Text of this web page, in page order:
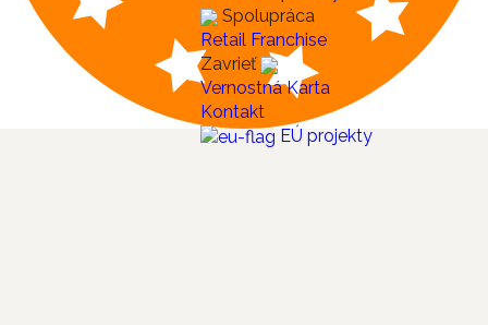
Spolupráca
Retail Franchise
Zavrieť
Vernostná Karta
Kontakt
EÚ projekty